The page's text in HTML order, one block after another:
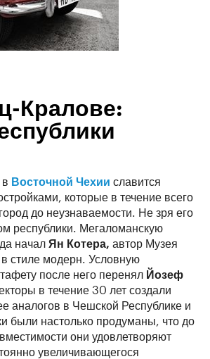
Кралове:
в Восточной Чехии славится
которые в течение всего
до неузнаваемости. Не зря его
республики. Мегаломанскую
начал Ян Котера, автор Музея
стиле модерн. Условную
после него перенял Йозеф
в течение 30 лет создали
аналогов в Чешской Республике и
были настолько продуманы, что до
они удовлетворяют
увеличивающегося